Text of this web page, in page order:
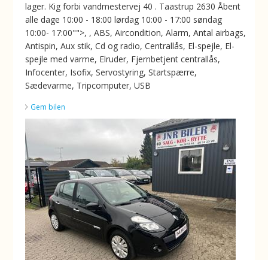
lager. Kig forbi vandmestervej 40 . Taastrup 2630 Åbent
alle dage 10:00 - 18:00 lørdag 10:00 - 17:00 søndag
10:00- 17:00"">, , ABS, Aircondition, Alarm, Antal airbags,
Antispin, Aux stik, Cd og radio, Centrallås, El-spejle, El-
spejle med varme, Elruder, Fjernbetjent centrallås,
Infocenter, Isofix, Servostyring, Startspærre,
Sædevarme, Tripcomputer, USB
Gem bilen